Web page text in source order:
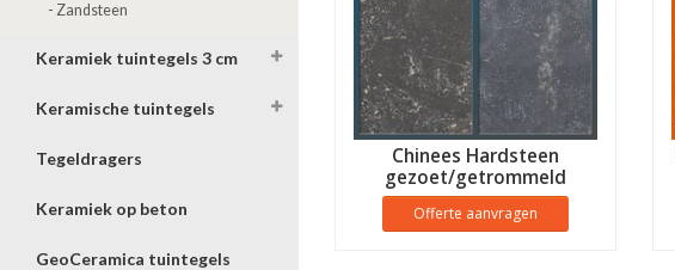
- Zandsteen
Keramiek tuintegels 3 cm
Keramische tuintegels
Tegeldragers
Keramiek op beton
GeoCeramica tuintegels
Chinees Hardsteen
gezoet/getrommeld
Offerte aanvragen